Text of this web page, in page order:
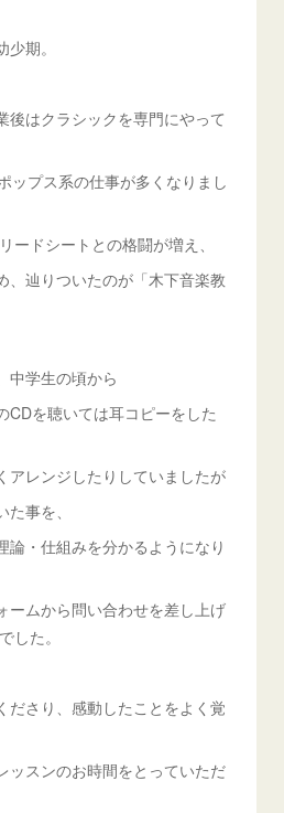
期。
後はクラシックを専門にやって
ップス系の仕事が多くなりまし
ードシートとの格闘が増え、
、辿りついたのが「木下音楽教
中学生の頃から
CDを聴いては耳コピーをした
アレンジしたりしていましたが
事を、
論・仕組みを分かるようになり
ームから問い合わせを差し上げ
した。
ださり、感動したことをよく覚
ッスンのお時間をとっていただ